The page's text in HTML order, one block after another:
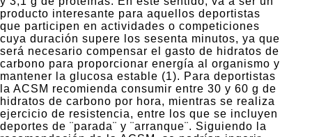
producto interesante para aquellos deportistas
que participen en actividades o competiciones
cuya duración supere los sesenta minutos, ya que
será necesario compensar el gasto de hidratos de
carbono para proporcionar energía al organismo y
mantener la glucosa estable (1). Para deportistas
la ACSM recomienda consumir entre 30 y 60 g de
hidratos de carbono por hora, mientras se realiza
ejercicio de resistencia, entre los que se incluyen
deportes de ¨parada¨ y ¨arranque¨. Siguiendo la